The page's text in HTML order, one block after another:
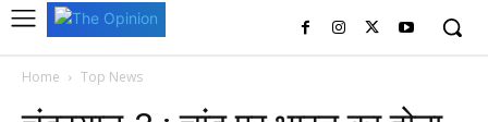
Home Top News